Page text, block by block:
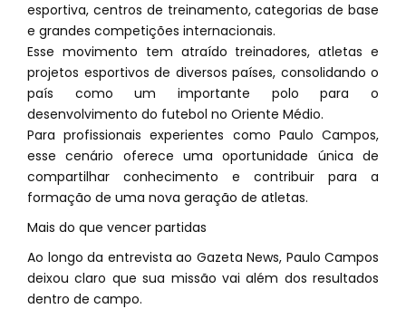
esportiva, centros de treinamento, categorias de base
e grandes competições internacionais.
Esse movimento tem atraído treinadores, atletas e
projetos esportivos de diversos países, consolidando o
país como um importante polo para o
desenvolvimento do futebol no Oriente Médio.
Para profissionais experientes como Paulo Campos,
esse cenário oferece uma oportunidade única de
compartilhar conhecimento e contribuir para a
formação de uma nova geração de atletas.
Mais do que vencer partidas
Ao longo da entrevista ao Gazeta News, Paulo Campos
deixou claro que sua missão vai além dos resultados
dentro de campo.